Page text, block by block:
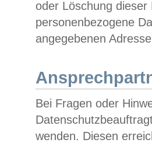
oder Löschung
personenbezogene
angegebenen
Bei Fragen oder
wenden. Diesen